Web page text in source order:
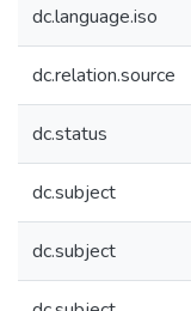
dc.language.iso
dc.relation.source
dc.status
dc.subject
dc.subject